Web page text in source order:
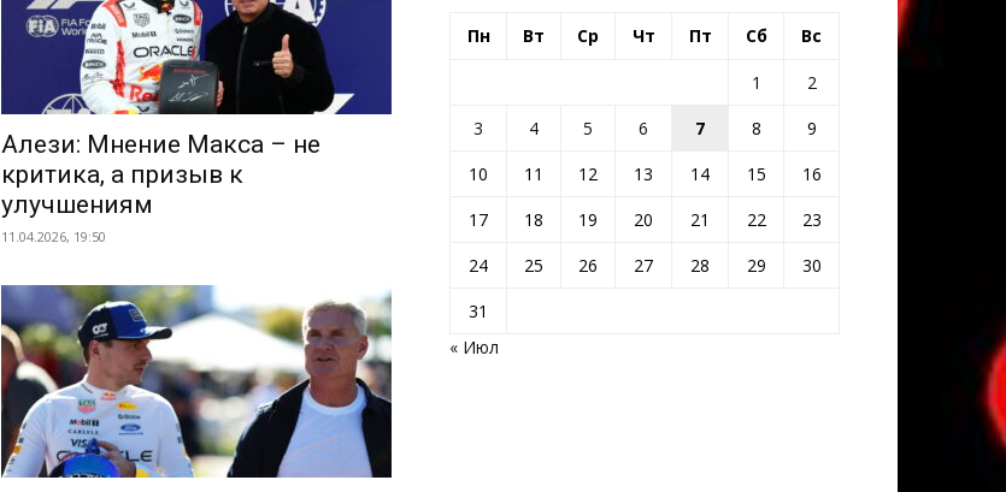
Алези: Мнение Макса – не
критика, а призыв к
улучшениям
11.04.2026, 19:50
Пн Вт Ср Чт Пт Сб Вс
1
2
3
4 5 6 7 8
9
10
11 12 13 14 15
16
17
18 19 20 21 22
23
24
25 26 27 28 29
30
31
« Июл